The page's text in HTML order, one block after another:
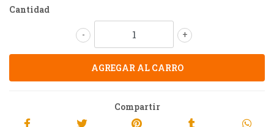
Cantidad
+
-
Compartir